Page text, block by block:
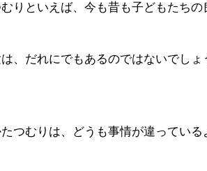
りといえば、今も昔も子どもたちの
、だれにでもあるのではないでしょ
つむりは、どうも事情が違っている